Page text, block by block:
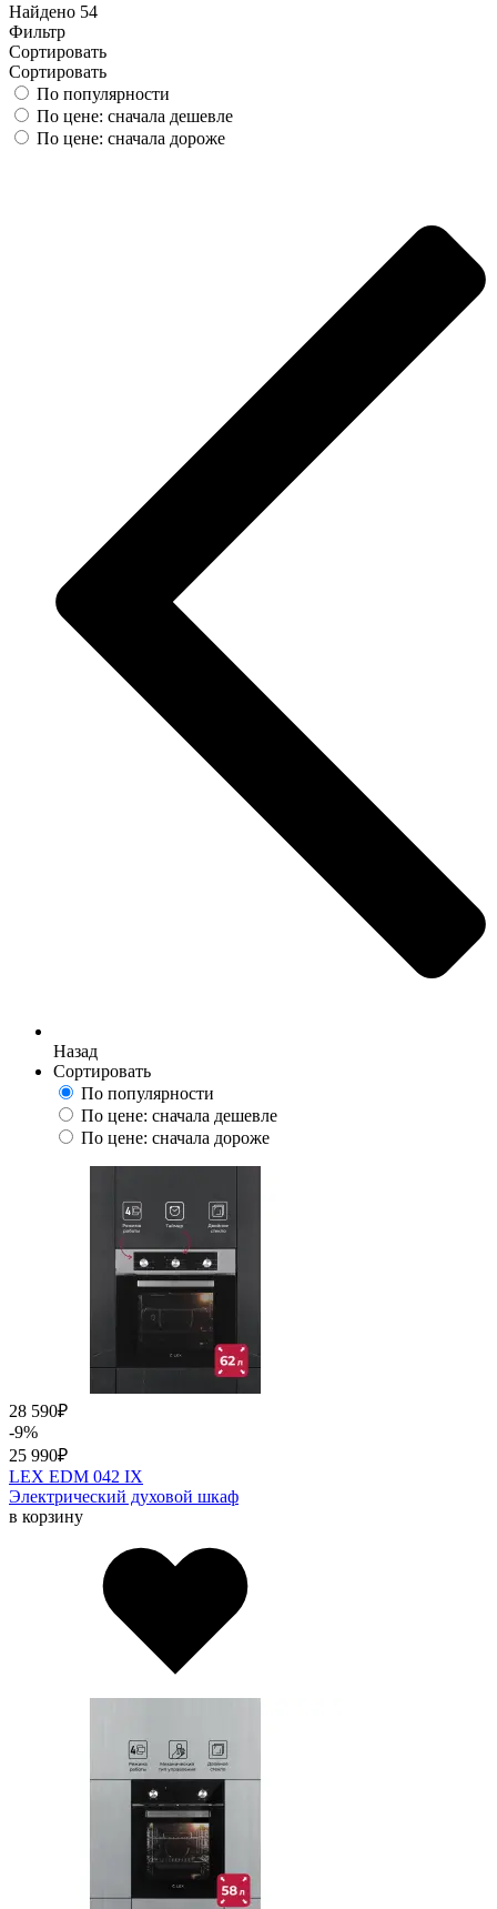
Найдено 54
Фильтр
Сортировать
Сортировать
По популярности
По цене: сначала дешевле
По цене: сначала дороже
Назад
Сортировать
По популярности
По цене: сначала дешевле
По цене: сначала дороже
28 590₽
-9%
25 990₽
LEX EDM 042 IX
Электрический духовой шкаф
в корзину